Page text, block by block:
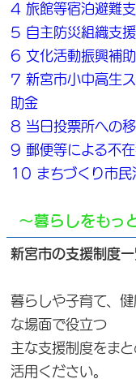
4 旅館等宿泊避難
5 自主防災組織支
6 文化活動振興補
7 新宮市小中高生
助金
8 当日投票所への
9 郵便等による不
10 まちづくり市民
～暮らしをもっ
新宮市の支援制度
暮らしや子育て、
な場面で役立つ
主な支援制度をま
活用ください。